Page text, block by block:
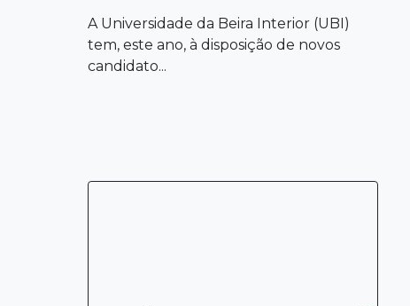
A Universidade da Beira Interior (UBI)
tem, este ano, à disposição de novos
candidato...